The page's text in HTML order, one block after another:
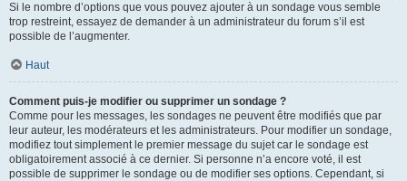
Si le nombre d’options que vous pouvez ajouter à un sondage vous semble
trop restreint, essayez de demander à un administrateur du forum s’il est
possible de l’augmenter.
Haut
Comment puis-je modifier ou supprimer un sondage ?
Comme pour les messages, les sondages ne peuvent être modifiés que par
leur auteur, les modérateurs et les administrateurs. Pour modifier un sondage,
modifiez tout simplement le premier message du sujet car le sondage est
obligatoirement associé à ce dernier. Si personne n’a encore voté, il est
possible de supprimer le sondage ou de modifier ses options. Cependant, si